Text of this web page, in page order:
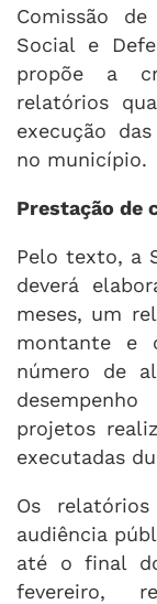
Comissão
Social e
propõe a
relatórios
execução
no município.
Prestação de
Pelo texto, a
deverá
meses, um
montante e
número de
projetos
executadas
Os
audiência
até o final
fevereiro,